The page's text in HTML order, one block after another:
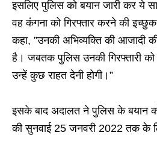
इसलिए पुलिस को बयान जारी कर ये
वह कंगना को गिरफ्तार करने की
कहा, ”उनकी अभिव्यक्ति की आजादी
है। जबतक पुलिस उनकी गिरफ्तारी
उन्हें कुछ राहत देनी होगी।”
इसके बाद अदालत ने पुलिस के बयान
की सुनवाई 25 जनवरी 2022 तक के